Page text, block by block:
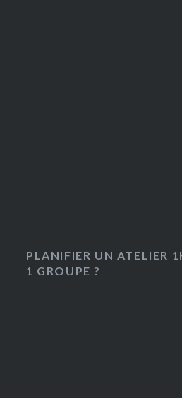
PLANIFIER UN ATELIER
1 GROUPE ?